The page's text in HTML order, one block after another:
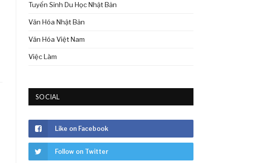
Tuyển Sinh Du Học Nhật Bản
Văn Hóa Nhật Bản
Văn Hóa Việt Nam
Việc Làm
SOCIAL
Like on Facebook
Follow on Twitter